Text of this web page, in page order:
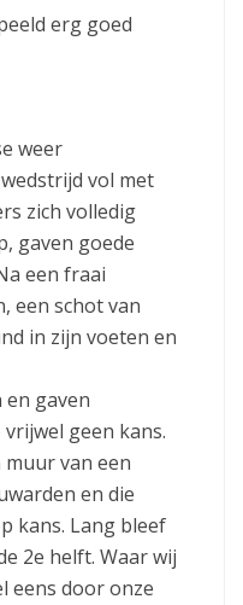
erg goed
weer
vol met
zich volledig
gaven goede
een fraai
een schot van
in zijn voeten en
gaven
vrijwel geen kans.
van een
en die
kans. Lang bleef
2e helft. Waar wij
eens door onze